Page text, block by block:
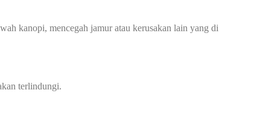
kanopi, mencegah jamur atau kerusakan lain yang di
terlindungi.